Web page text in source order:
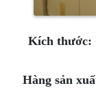
Kích thước:
Hàng sản